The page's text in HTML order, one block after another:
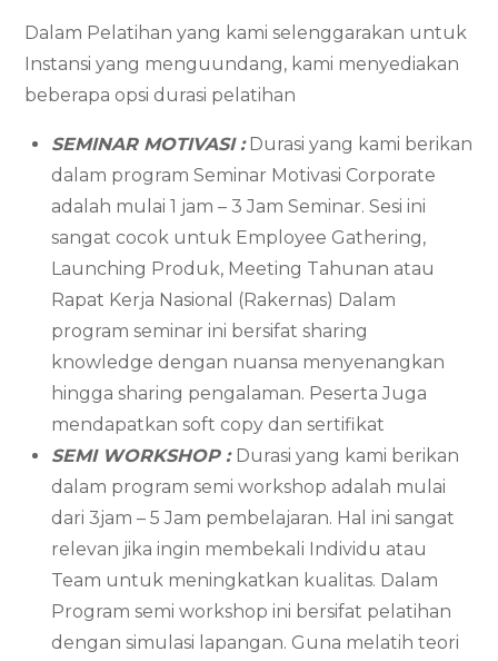
Dalam Pelatihan yang kami selenggarakan untuk
Instansi yang menguundang, kami menyediakan
beberapa opsi durasi pelatihan
SEMINAR MOTIVASI :Durasi yang kami berikan
dalam program Seminar Motivasi Corporate
adalah mulai 1 jam – 3 Jam Seminar. Sesi ini
sangat cocok untuk Employee Gathering,
Launching Produk, Meeting Tahunan atau
Rapat Kerja Nasional (Rakernas) Dalam
program seminar ini bersifat sharing
knowledge dengan nuansa menyenangkan
hingga sharing pengalaman. Peserta Juga
mendapatkan soft copy dan sertifikat
SEMI WORKSHOP : Durasi yang kami berikan
dalam program semi workshop adalah mulai
dari 3jam – 5 Jam pembelajaran. Hal ini sangat
relevan jika ingin membekali Individu atau
Team untuk meningkatkan kualitas. Dalam
Program semi workshop ini bersifat pelatihan
dengan simulasi lapangan. Guna melatih teori